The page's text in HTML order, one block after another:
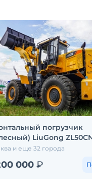
погрузчик
LiuGong
и еще 32 города
000 ₽